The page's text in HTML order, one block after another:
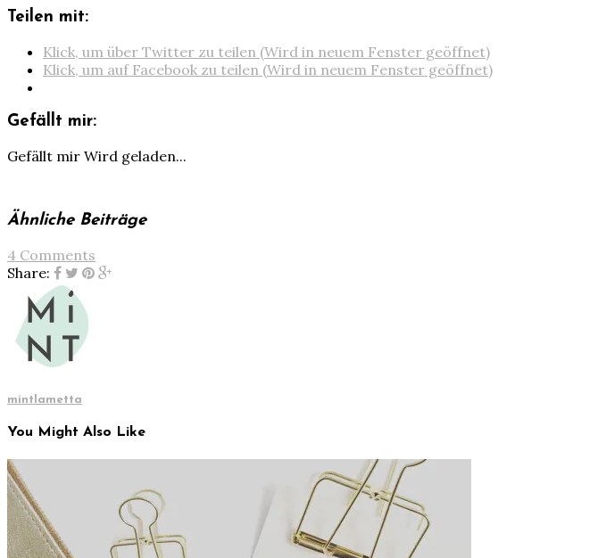
Teilen mit:
Klick, um über Twitter zu teilen (Wird in neuem Fenster geöffnet)
Klick, um auf Facebook zu teilen (Wird in neuem Fenster geöffnet)
Gefällt mir:
Gefällt mir Wird geladen...
Ähnliche Beiträge
4 Comments
Share:
mintlametta
You Might Also Like